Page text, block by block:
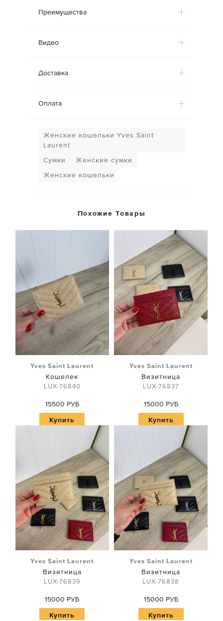
Преимущества
Видео
Доставка
Оплата
Женские кошельки Yves Saint
Laurent
Сумки
Женские сумки
Женские кошельки
Похожие Товары
Yves Saint Laurent
Кошелек
LUX-76840
15500 РУБ
Купить
Yves Saint Laurent
Визитница
LUX-76837
15000 РУБ
Купить
Yves Saint Laurent
Визитница
LUX-76839
15000 РУБ
Купить
Yves Saint Laurent
Визитница
LUX-76838
15000 РУБ
Купить